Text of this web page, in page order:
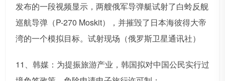
发布的一段视频显示，两艘俄军导弹艇试射了白蛉反舰
巡航导弹（P-270 Moskit），并摧毁了日本海彼得大帝
湾的一个模拟目标。试射现场（俄罗斯卫星通讯社）
11、韩媒：为提振旅游产业，韩国拟对中国公民实行过